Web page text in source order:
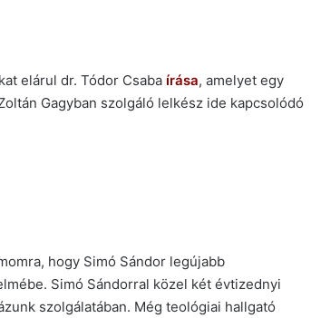
elárul dr. Tódor Csaba írása, amelyet egy
Gagyban szolgáló lelkész ide kapcsolódó
hogy Simó Sándor legújabb
Simó Sándorral közel két évtizednyi
szolgálatában. Még teológiai hallgató